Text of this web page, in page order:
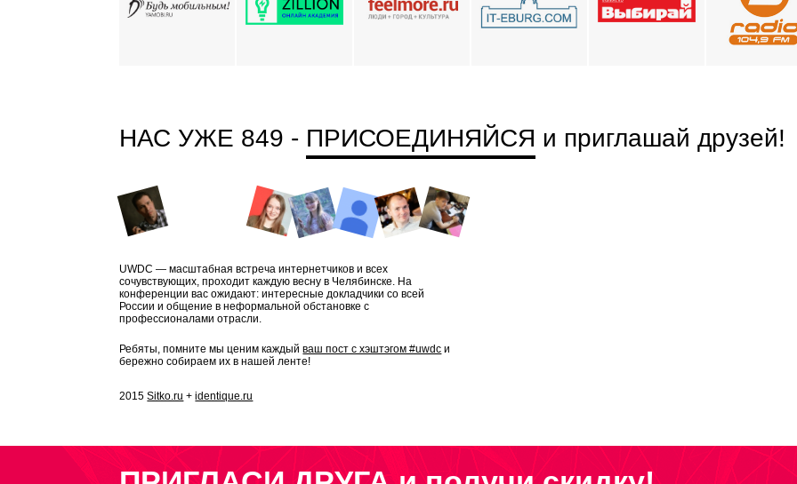
НАС УЖЕ 849 - ПРИСОЕДИНЯЙСЯ и приглашай друзей!
UWDC — масштабная встреча интернетчиков и всех
сочувствующих, проходит каждую весну в Челябинске. На
конференции вас ожидают: интересные докладчики со всей
России и общение в неформальной обстановке с
профессионалами отрасли.
Ребяты, помните мы ценим каждыйваш пост с хэштэгом #uwdc и
бережно собираем их в нашей ленте!
2015Sitko.ru +identique.ru